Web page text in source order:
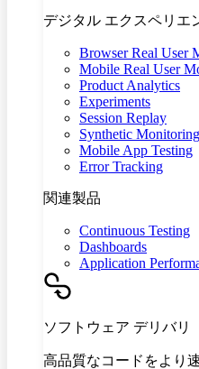
デジタル エクスペリエ
Browser Real User
Mobile Real User
Product Analytics
Experiments
Session Replay
Synthetic Monitoring
Mobile App Testing
Error Tracking
関連製品
Continuous Testing
Dashboards
Application
ソフトウェア デリバリ
高品質なコードをより